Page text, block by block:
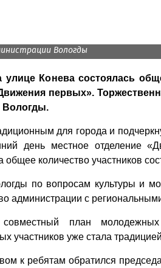
Вологды
улице Конева состоялась
первых».
Вологды.
для города и
день местное отделение
общее количество участников
по вопросам культуры и
администрации с
план молодежных
участников уже стала
к ребятам обратился